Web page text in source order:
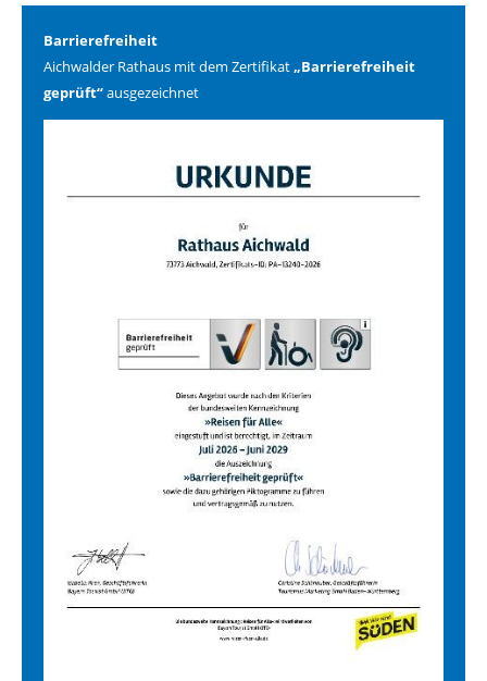
Barrierefreiheit
Aichwalder Rathaus mit dem Zertifikat„Barrierefreiheit
geprüft“ausgezeichnet